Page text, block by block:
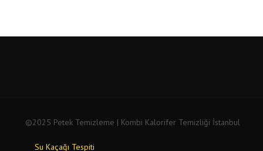
©2025 Petek Temizleme | Kombi Kalorifer Temizliği İstanbul
Su Kaçağı Tespiti